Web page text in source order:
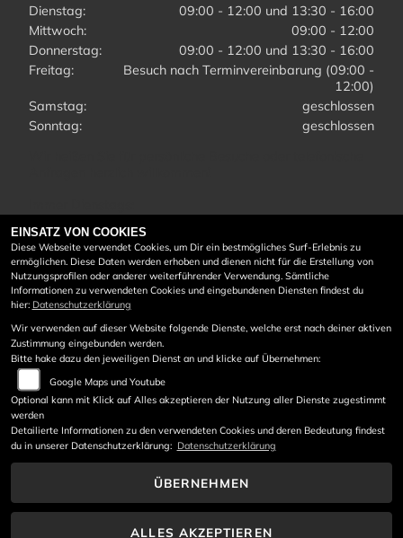
Dienstag:
09:00 - 12:00 und 13:30 - 16:00
Mittwoch:
09:00 - 12:00
Donnerstag:
09:00 - 12:00 und 13:30 - 16:00
Freitag:
Besuch nach Terminvereinbarung (09:00 -
12:00)
Samstag:
geschlossen
Sonntag:
geschlossen
13:30 - 16:00 Uhr
Mittwochs
9:00-12:00 Uhr
9:00 - 12:00 Uhr
13:30 - 16:00 Uhr
Persönliche Termine nach Ihren Wünschen können
natürlich vereinbart werden.
EINSATZ VON COOKIES
Diese Webseite verwendet Cookies, um Dir ein bestmögliches Surf-Erlebnis zu
ermöglichen. Diese Daten werden erhoben und dienen nicht für die Erstellung von
Nutzungsprofilen oder anderer weiterführender Verwendung. Sämtliche
Informationen zu verwendeten Cookies und eingebundenen Diensten findest du
hier: Datenschutzerklärung
Wir verwenden auf dieser Website folgende Dienste, welche erst nach deiner aktiven
Zustimmung eingebunden werden.
Bitte hake dazu den jeweiligen Dienst an und klicke auf Übernehmen:
Google Maps und Youtube
Optional kann mit Klick auf Alles akzeptieren der Nutzung aller Dienste zugestimmt
werden
Detailierte Informationen zu den verwendeten Cookies und deren Bedeutung findest
du in unserer Datenschutzerklärung: Datenschutzerklärung
ÜBERNEHMEN
ALLES AKZEPTIEREN